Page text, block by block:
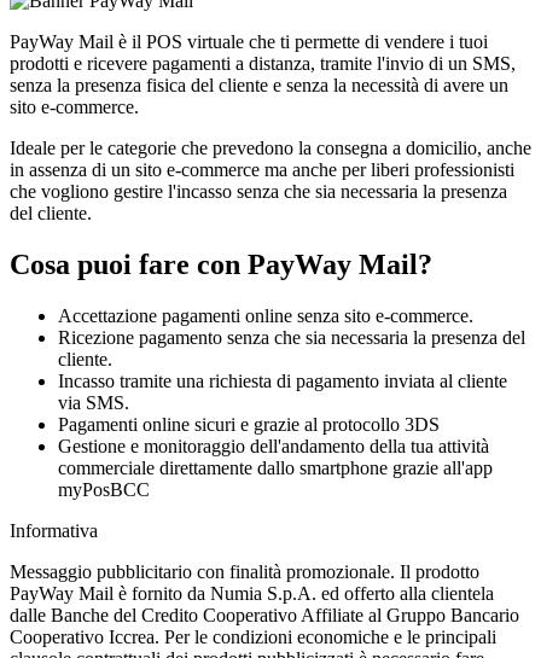
PayWay Mail è il POS virtuale che ti permette di vendere i tuoi
prodotti e ricevere pagamenti a distanza, tramite l'invio di un SMS,
senza la presenza fisica del cliente e senza la necessità di avere un
sito e-commerce.
Ideale per le categorie che prevedono la consegna a domicilio, anche
in assenza di un sito e-commerce ma anche per liberi professionisti
che vogliono gestire l'incasso senza che sia necessaria la presenza
del cliente.
Cosa puoi fare con PayWay Mail?
Accettazione pagamenti online senza sito e-commerce.
Ricezione pagamento senza che sia necessaria la presenza del
cliente.
Incasso tramite una richiesta di pagamento inviata al cliente
via SMS.
Pagamenti online sicuri e grazie al protocollo 3DS
Gestione e monitoraggio dell'andamento della tua attività
commerciale direttamente dallo smartphone grazie all'app
myPosBCC
Informativa
Messaggio pubblicitario con finalità promozionale. Il prodotto
PayWay Mail è fornito da Numia S.p.A. ed offerto alla clientela
dalle Banche del Credito Cooperativo Affiliate al Gruppo Bancario
Cooperativo Iccrea. Per le condizioni economiche e le principali